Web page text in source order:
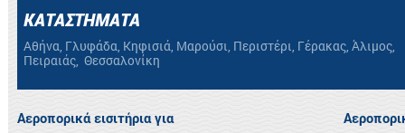
ΚΑΤΑΣΤΗΜΑΤΑ
Αθήνα, Γλυφάδα, Κηφισιά, Μαρούσι, Περιστέρι, Γέρακας, Άλιμος,
Πειραιάς, Θεσσαλονίκη
Αεροπορικά εισιτήρια για